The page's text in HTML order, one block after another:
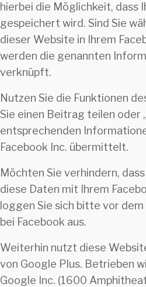
hierbei die Möglichkeit, dass
gespeichert wird. Sind Sie
dieser Website in Ihrem
werden die genannten
verknüpft.
Nutzen Sie die Funktionen
Sie einen Beitrag teilen oder
entsprechenden
Facebook Inc. übermittelt.
Möchten Sie verhindern,
diese Daten mit Ihrem
loggen Sie sich bitte vor
bei Facebook aus.
Weiterhin nutzt diese
von Google Plus. Betrieben
Google Inc. (1600